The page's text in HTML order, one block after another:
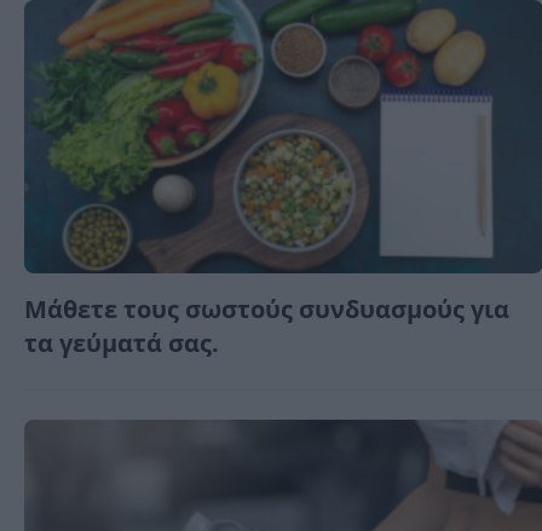
Μάθετε τους σωστούς συνδυασμούς για
τα γεύματά σας.